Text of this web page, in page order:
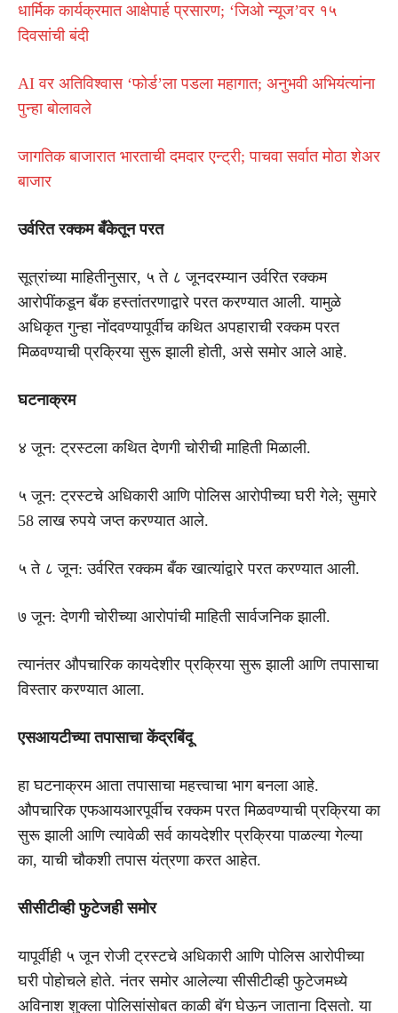
धार्मिक कार्यक्रमात आक्षेपार्ह प्रसारण; ‘जिओ न्यूज’वर १५
दिवसांची बंदी
AI वर अतिविश्वास ‘फोर्ड’ला पडला महागात; अनुभवी अभियंत्यांना
पुन्हा बोलावले
जागतिक बाजारात भारताची दमदार एन्ट्री; पाचवा सर्वात मोठा शेअर
बाजार
उर्वरित रक्कम बँकेतून परत
सूत्रांच्या माहितीनुसार, ५ ते ८ जूनदरम्यान उर्वरित रक्कम
आरोपींकडून बँक हस्तांतरणाद्वारे परत करण्यात आली. यामुळे
अधिकृत गुन्हा नोंदवण्यापूर्वीच कथित अपहाराची रक्कम परत
मिळवण्याची प्रक्रिया सुरू झाली होती, असे समोर आले आहे.
घटनाक्रम
४ जून: ट्रस्टला कथित देणगी चोरीची माहिती मिळाली.
५ जून: ट्रस्टचे अधिकारी आणि पोलिस आरोपीच्या घरी गेले; सुमारे
58 लाख रुपये जप्त करण्यात आले.
५ ते ८ जून: उर्वरित रक्कम बँक खात्यांद्वारे परत करण्यात आली.
७ जून: देणगी चोरीच्या आरोपांची माहिती सार्वजनिक झाली.
त्यानंतर औपचारिक कायदेशीर प्रक्रिया सुरू झाली आणि तपासाचा
विस्तार करण्यात आला.
एसआयटीच्या तपासाचा केंद्रबिंदू
हा घटनाक्रम आता तपासाचा महत्त्वाचा भाग बनला आहे.
औपचारिक एफआयआरपूर्वीच रक्कम परत मिळवण्याची प्रक्रिया का
सुरू झाली आणि त्यावेळी सर्व कायदेशीर प्रक्रिया पाळल्या गेल्या
का, याची चौकशी तपास यंत्रणा करत आहेत.
सीसीटीव्ही फुटेजही समोर
यापूर्वीही ५ जून रोजी ट्रस्टचे अधिकारी आणि पोलिस आरोपीच्या
घरी पोहोचले होते. नंतर समोर आलेल्या सीसीटीव्ही फुटेजमध्ये
अविनाश शुक्ला पोलिसांसोबत काळी बॅग घेऊन जाताना दिसतो. या